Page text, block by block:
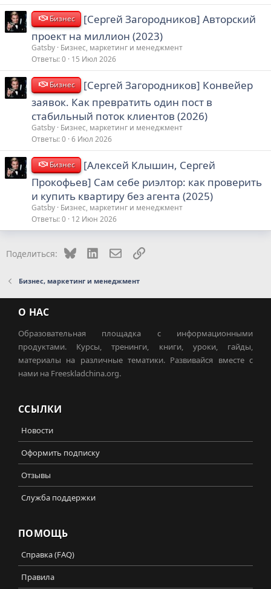
Бизнес
[Сергей Загородников] Авторский
проект на миллион (2023)
Gatsby Бизнес, маркетинг и менеджмент
Ответы 0 15 Июл 2026
Бизнес
[Сергей Загородников] Конвейер
заявок. Как превратить один пост в
стабильный поток клиентов (2026)
Gatsby Бизнес, маркетинг и менеджмент
Ответы 0 6 Июл 2026
Бизнес
[Алексей Клышин, Сергей
Прокофьев] Сам себе риэлтор: как проверить
и купить квартиру без агента (2025)
Gatsby Бизнес, маркетинг и менеджмент
Ответы 0 12 Июн 2026
Поделиться: Bluesky LinkedInЭлектронная почта
Ссылка
Бизнес, маркетинг и менеджмент
О НАС
Образовательная площадка с информационными
продуктами. Курсы, тренинги, книги, уроки, гайды,
материалы на различные тематики. Развивайся вместе с
нами на Freeskladchina.org.
ССЫЛКИ
Новости
Оформить подписку
Отзывы
Служба поддержки
ПОМОЩЬ
Справка (FAQ)
Правила